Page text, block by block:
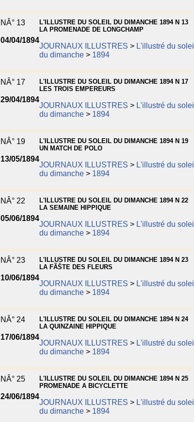
NÂ° 13
04/04/1894
L'ILLUSTRE DU SOLEIL DU DIMANCHE 1894 N 13
LA PROMENADE DE LONGCHAMP
JOURNAUX ILLUSTRES > L'illustré du soleil
du dimanche> 1894
NÂ° 17
29/04/1894
L'ILLUSTRE DU SOLEIL DU DIMANCHE 1894 N 17
LES TROIS EMPEREURS
JOURNAUX ILLUSTRES > L'illustré du soleil
du dimanche> 1894
NÂ° 19
13/05/1894
L'ILLUSTRE DU SOLEIL DU DIMANCHE 1894 N 19
UN MATCH DE POLO
JOURNAUX ILLUSTRES > L'illustré du soleil
du dimanche> 1894
NÂ° 22
05/06/1894
L'ILLUSTRE DU SOLEIL DU DIMANCHE 1894 N 22
LA SEMAINE HIPPIQUE
JOURNAUX ILLUSTRES > L'illustré du soleil
du dimanche> 1894
NÂ° 23
10/06/1894
L'ILLUSTRE DU SOLEIL DU DIMANCHE 1894 N 23
LA FÃŠTE DES FLEURS
JOURNAUX ILLUSTRES > L'illustré du soleil
du dimanche> 1894
NÂ° 24
17/06/1894
L'ILLUSTRE DU SOLEIL DU DIMANCHE 1894 N 24
LA QUINZAINE HIPPIQUE
JOURNAUX ILLUSTRES > L'illustré du soleil
du dimanche> 1894
NÂ° 25
24/06/1894
L'ILLUSTRE DU SOLEIL DU DIMANCHE 1894 N 25
PROMENADE A BICYCLETTE
JOURNAUX ILLUSTRES > L'illustré du soleil
du dimanche> 1894